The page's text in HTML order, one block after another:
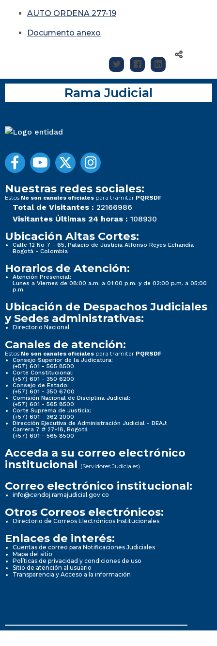
AUTO ORDENA 277-19
Documento anexo
Rama Judicial
Nuestras redes sociales:
Estos No son canales oficiales para tramitar PQRSDF
Total de Visitantes : 22166986
Visitantes Últimas 24 horas : 108930
Ubicación Altas Cortes:
Calle 12 No 7 - 65, Palacio de Justicia Alfonso Reyes Echandía
Bogotá - Colombia
Horarios de Atención:
Atención Presencial:
Lunes a Viernes de 08:00 a.m. a 01:00 p.m. y de 02:00 p.m. a 05:00
p.m.
Ubicación de Despachos Judiciales
y Sedes administrativas:
Directorio Nacional
Canales de atención:
Estos No son canales oficiales para tramitar PQRSDF
Consejo Superior de la Judicatura:
(+57) 601 - 565 8500
Corte Constitucional:
(+57) 601 - 350 6200
Consejo de Estado:
(+57) 601 - 350 6700
Comisión Nacional de Disciplina Judicial:
(+57) 601 - 565 8500
Corte Suprema de Justicia:
(+57) 601 - 362 2000
Dirección Ejecutiva de Administración Judicial - DEAJ:
Carrera 7 # 27-18, Bogotá
(+57) 601 - 565 8500
Acceda a su correo electrónico
institucional (Servidores Judiciales)
Correo electrónico institucional:
info@cendoj.ramajudicial.gov.co
Otros Correos electrónicos:
Directorio de Correos Electrónicos Institucionales
Enlaces de interés:
Cuentas de correo para Notificaciones Judiciales
Mapa del sitio
Políticas de privacidad y condiciones de uso
Sitio de atención al usuario
Transparencia y Acceso a la información